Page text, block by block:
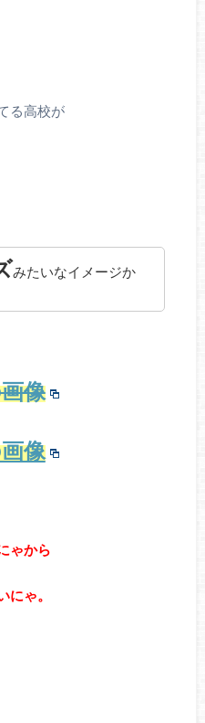
る高校が
みたいなイメージか
像
像
ゃから
にゃ。